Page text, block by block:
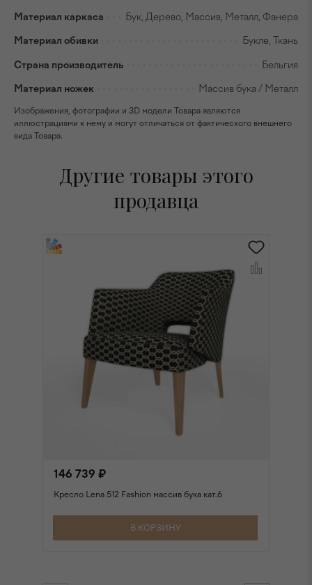
Материал каркаса Бук, Дерево, Массив, Металл, Фанера
Материал обивки Букле, Ткань
Страна производитель Бельгия
Материал ножек Массив бука / Металл
Изображения, фотографии и 3D модели Товара являются
иллюстрациями к нему и могут отличаться от фактического внешнего
вида Товара.
Другие товары этого
продавца
146 739 ₽
Кресло Lena 512 Fashion массив бука кат.6
В КОРЗИНУ